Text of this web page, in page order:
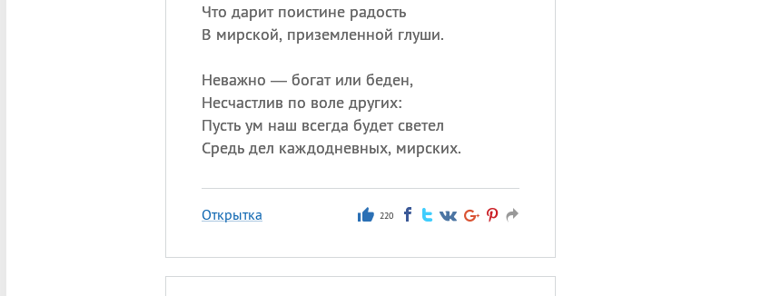
Что дарит поистине радость
В мирской, приземленной глуши.
Неважно — богат или беден,
Несчастлив по воле других:
Пусть ум наш всегда будет светел
Средь дел каждодневных, мирских.
Открытка 220